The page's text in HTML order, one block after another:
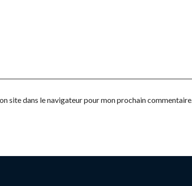
site dans le navigateur pour mon prochain commentaire.